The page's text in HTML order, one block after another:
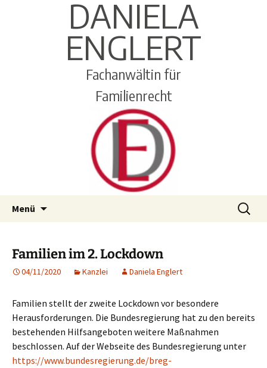
DANIELA
ENGLERT
Fachanwältin für
Familienrecht
Menü
Suchen
nach:
Familien im 2. Lockdown
04/11/2020 Kanzlei Daniela Englert
Familien stellt der zweite Lockdown vor besondere
Herausforderungen. Die Bundesregierung hat zu den bereits
bestehenden Hilfsangeboten weitere Maßnahmen
beschlossen. Auf der Webseite des Bundesregierung unter
https://www.bundesregierung.de/breg-